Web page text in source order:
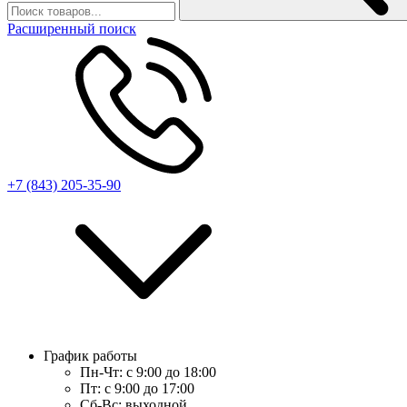
Расширенный поиск
+7 (843) 205-35-90
График работы
Пн-Чт: с 9:00 до 18:00
Пт: с 9:00 до 17:00